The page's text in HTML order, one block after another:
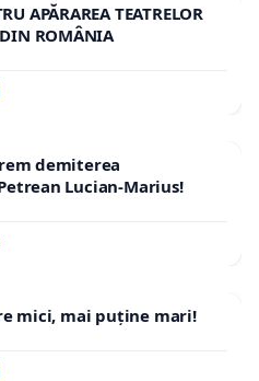
APĂRAREA TEATRELOR
DIN ROMÂNIA
demiterea
Lucian-Marius!
mici, mai puține mari!